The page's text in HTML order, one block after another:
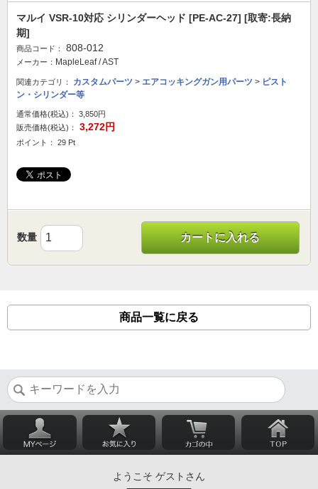
マルイ VSR-10対応 シリンダーヘッド [PE-AC-27] [取寄:長納
期]
商品コード： 808-012
メーカー： MapleLeaf / AST
関連カテゴリ： カスタムパーツ > エアコッキングガン用パーツ > ピスト
ン・シリンダー等
通常価格(税込)：
3,850円
販売価格(税込)：
3,272円
ポイント： 29 Pt
数量 カートに入れる
商品一覧に戻る
ようこそ ゲストさん